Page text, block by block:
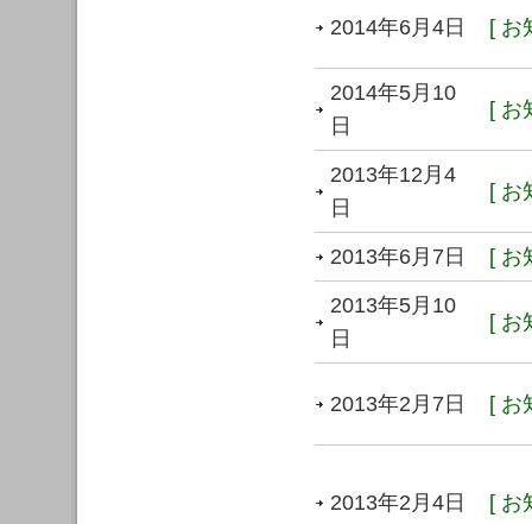
2014年6月4日 [ お
2014年5月10
日
[ お
2013年12月4
日
[ お
2013年6月7日 [ お
2013年5月10
日
[ お
2013年2月7日 [ お
2013年2月4日 [ お